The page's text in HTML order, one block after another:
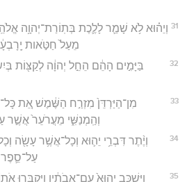
31 וְיֵה֗וּא לֹ֥א שָׁמַ֛ר לָלֶ֛כֶת בְּתֽוֹרַת־יְהוָ֥ה
מֵעַל֙ חַטֹּ֣אות
32
בַּיָּמִ֣ים הָהֵ֔ם הֵחֵ֣ל יְהוָ֔ה לְקַצּ֖וֹת
33
מִן־הַיַּרְדֵּן֙ מִזְרַ֣ח הַשֶּׁ֔מֶשׁ אֵ֚ת
וְהַֽמְנַשִּׁ֑י מֵעֲרֹעֵר֙ אֲשֶׁ֣ר
34
וְיֶ֨תֶר דִּבְרֵ֥י יֵה֛וּא וְכָל־אֲשֶׁ֥ר עָשָׂ֖ה
עַל־סֵ֛פֶר
35
וַיִּשְׁכַּ֤ב יֵהוּא֙ עִם־אֲבֹתָ֔יו וַיִּקְבְּר֥וּ